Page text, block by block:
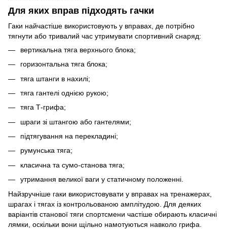
Для яких вправ підходять гачки
Гаки найчастіше використовують у вправах, де потрібно
тягнути або тривалий час утримувати спортивний снаряд:
вертикальна тяга верхнього блока;
горизонтальна тяга блока;
тяга штанги в нахилі;
тяга гантелі однією рукою;
тяга Т-грифа;
шраги зі штангою або гантелями;
підтягування на перекладині;
румунська тяга;
класична та сумо-станова тяга;
утримання великої ваги у статичному положенні.
Найзручніше гаки використовувати у вправах на тренажерах,
шрагах і тягах із контрольованою амплітудою. Для деяких
варіантів станової тяги спортсмени частіше обирають класичні
лямки, оскільки вони щільно намотуються навколо грифа.